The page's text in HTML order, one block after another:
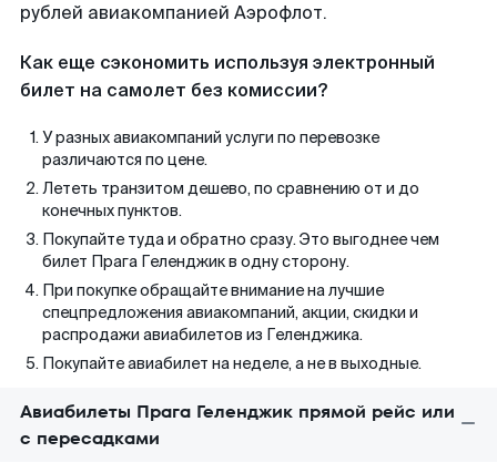
рублей авиакомпанией Аэрофлот.
Как еще сэкономить используя электронный
билет на самолет без комиссии?
У разных авиакомпаний услуги по перевозке
различаются по цене.
Лететь транзитом дешево, по сравнению от и до
конечных пунктов.
Покупайте туда и обратно сразу. Это выгоднее чем
билет Прага Геленджик в одну сторону.
При покупке обращайте внимание на лучшие
спецпредложения авиакомпаний, акции, скидки и
распродажи авиабилетов из Геленджика.
Покупайте авиабилет на неделе, а не в выходные.
Авиабилеты Прага Геленджик прямой рейс или
с пересадками